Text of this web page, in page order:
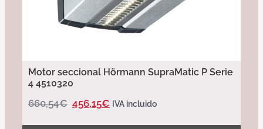
Motor seccional Hörmann SupraMatic P Serie
4 4510320
660,54€ 456,15€ IVA incluido